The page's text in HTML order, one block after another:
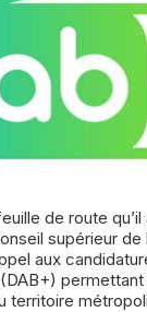
supérieur de
aux
permettant
territoire